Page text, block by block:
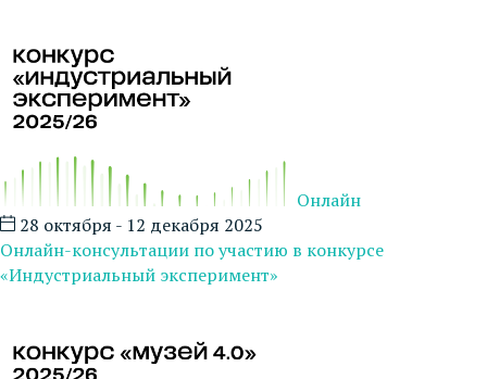
Онлайн
28 октября - 12 декабря 2025
Онлайн-консультации по участию в конкурсе
«Индустриальный эксперимент»